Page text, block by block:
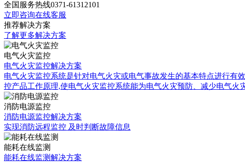
全国服务热线0371-61312101
立即咨询在线客服
推荐解决方案
了解更多解决方案
电气火灾监控
电气火灾监控解决方案
电气火灾监控系统是针对电气火灾或电气事故发生的基本特点进行有
控产品工作原理,使电气火灾监控系统能为电气火灾预防、减少电气火
消防电源监控
消防电源监控解决方案
实现消防远程监控 及时判断故障信息
能耗在线监测
能耗在线监测解决方案